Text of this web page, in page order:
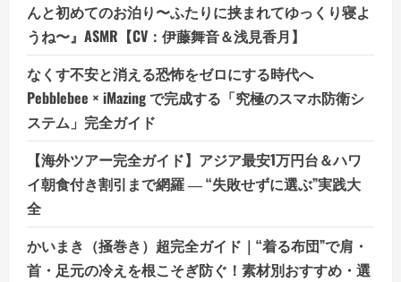
んと初めてのお泊り〜ふたりに挟まれてゆっくり寝よ
うね〜』ASMR【CV：伊藤舞音＆浅見香月】
なくす不安と消える恐怖をゼロにする時代へ
Pebblebee × iMazing で完成する「究極のスマホ防衛シ
ステム」完全ガイド
【海外ツアー完全ガイド】アジア最安1万円台＆ハワ
イ朝食付き割引まで網羅 ― “失敗せずに選ぶ”実践大
全
かいまき（掻巻き）超完全ガイド｜“着る布団”で肩・
首・足元の冷えを根こそぎ防ぐ！素材別おすすめ・選